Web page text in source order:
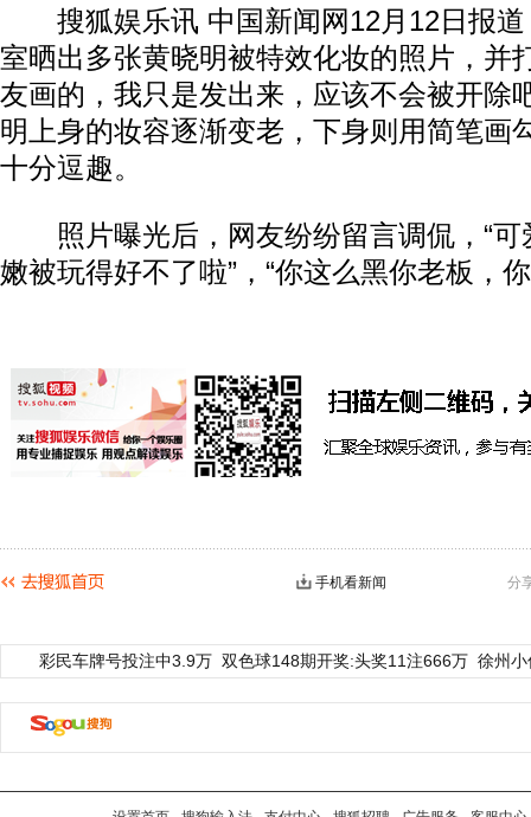
搜狐娱乐讯 中国新闻网12月12日报道
室晒出多张黄晓明被特效化妆的照片，并
友画的，我只是发出来，应该不会被开除
明上身的妆容逐渐变老，下身则用简笔画
十分逗趣。
照片曝光后，网友纷纷留言调侃，“可
嫩被玩得好不了啦”，“你这么黑你老板，
分
手机看新闻
彩民车牌号投注中3.9万 双色球148期开奖:头奖11注666万 徐州